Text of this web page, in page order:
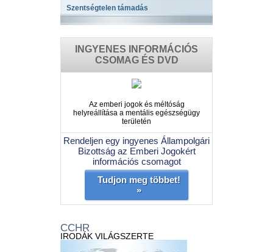
Szentségtelen támadás
INGYENES INFORMÁCIÓS
CSOMAG ÉS DVD
Az emberi jogok és méltóság
helyreállítása a mentális egészségügy
területén
Rendeljen egy ingyenes Állampolgári
Bizottság az Emberi Jogokért
információs csomagot
Tudjon meg többet!
»
CCHR
IRODÁK VILÁGSZERTE